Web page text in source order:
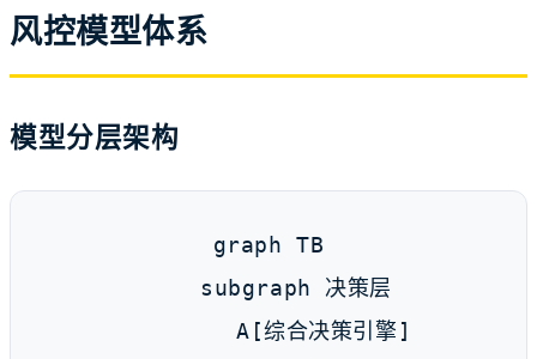
风控模型体系
模型分层架构
graph TB
    subgraph 决策层
        A[综合决策引擎]